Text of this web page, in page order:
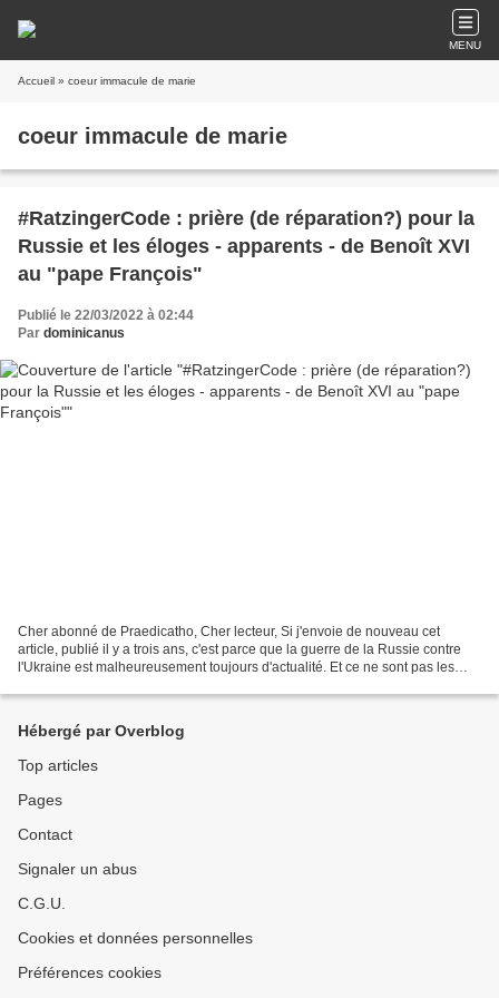
MENU
Accueil » coeur immacule de marie
coeur immacule de marie
#RatzingerCode : prière (de réparation?) pour la
Russie et les éloges - apparents - de Benoît XVI
au "pape François"
Publié le 22/03/2022 à 02:44
Par dominicanus
Cher abonné de Praedicatho, Cher lecteur, Si j'envoie de nouveau cet
article, publié il y a trois ans, c'est parce que la guerre de la Russie contre
l'Ukraine est malheureusement toujours d'actualité. Et ce ne sont pas les
Hébergé par Overblog
Top articles
Pages
Contact
Signaler un abus
C.G.U.
Cookies et données personnelles
Préférences cookies